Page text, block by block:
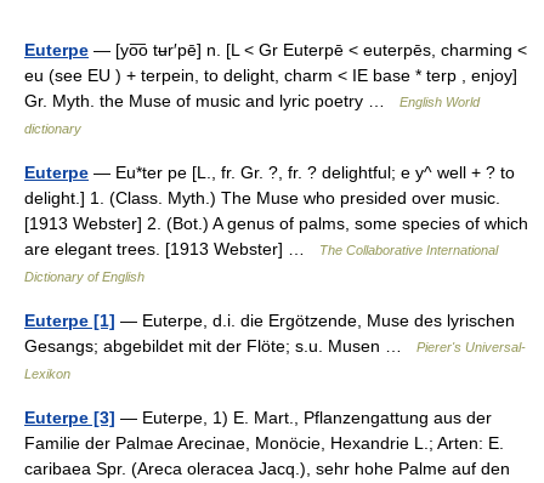
Euterpe — [yo͞o tʉr′pē] n. [L < Gr Euterpē < euterpēs, charming <
eu (see EU ) + terpein, to delight, charm < IE base * terp , enjoy]
Gr. Myth. the Muse of music and lyric poetry …
English World
dictionary
Euterpe — Eu*ter pe [L., fr. Gr. ?, fr. ? delightful; e y^ well + ? to
delight.] 1. (Class. Myth.) The Muse who presided over music.
[1913 Webster] 2. (Bot.) A genus of palms, some species of which
are elegant trees. [1913 Webster] …
The Collaborative International
Dictionary of English
Euterpe [1] — Euterpe, d.i. die Ergötzende, Muse des lyrischen
Gesangs; abgebildet mit der Flöte; s.u. Musen …
Pierer's Universal-
Lexikon
Euterpe [3] — Euterpe, 1) E. Mart., Pflanzengattung aus der
Familie der Palmae Arecinae, Monöcie, Hexandrie L.; Arten: E.
caribaea Spr. (Areca oleracea Jacq.), sehr hohe Palme auf den